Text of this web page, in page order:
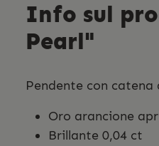
Info sul
Pearl"
Pendente con
Oro arancione
Brillante 0,04 ct